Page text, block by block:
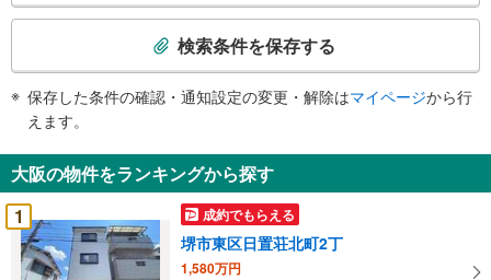
検
知
を
受
け
取
検索条件を保存する
保存した条件の確認・通知設定の変更・解除はマイページから行
えます。
大阪の物件をランキングから探す
1
成約でもらえる
堺市東区日置荘北町2丁
1,580万円